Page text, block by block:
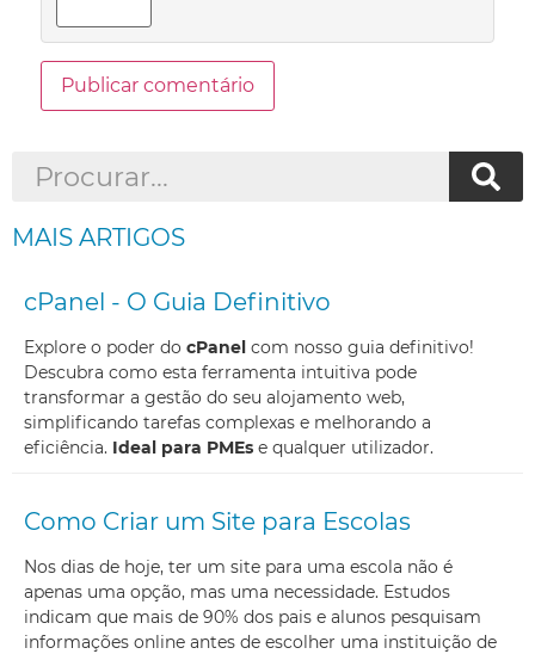
MAIS ARTIGOS
cPanel - O Guia Definitivo
Explore o poder do cPanel com nosso guia definitivo!
Descubra como esta ferramenta intuitiva pode
transformar a gestão do seu alojamento web,
simplificando tarefas complexas e melhorando a
eficiência. Ideal para PMEs e qualquer utilizador.
Como Criar um Site para Escolas
Nos dias de hoje, ter um site para uma escola não é
apenas uma opção, mas uma necessidade. Estudos
indicam que mais de 90% dos pais e alunos pesquisam
informações online antes de escolher uma instituição de